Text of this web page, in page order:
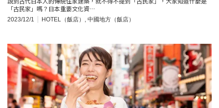
「古民家」嗎？日本重要文化資…
2023/12/1 HOTEL（飯店） 中國地方（飯店）